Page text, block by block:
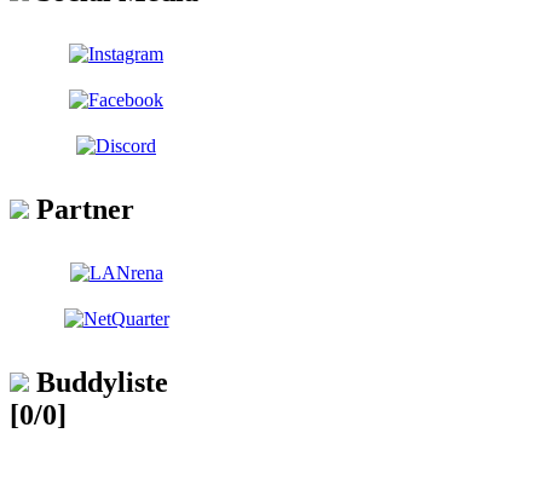
Partner
Buddyliste
[0/0]